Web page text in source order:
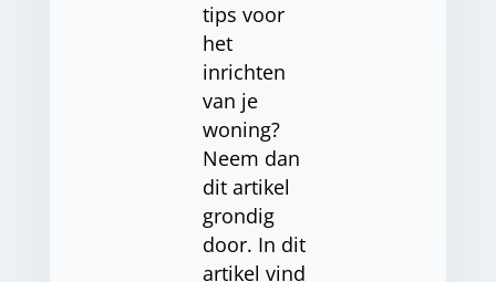
tips voor
het
inrichten
van je
woning?
Neem dan
dit artikel
grondig
door. In dit
artikel vind